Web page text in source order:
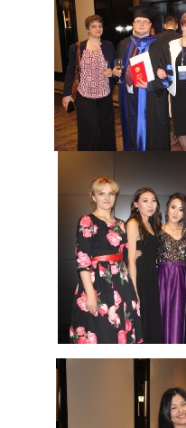
БИЛИМ БЕРҮҮ
ТӨЛӨӨ
БИЛИМ ДЕҢГЭЭЛИҢИЗ
Бакалавр
Магистратура
Адистик
ОКУТУУ БАГЫТЫ
Экономика
Менеджмент жана
Туризм
Дарылоо иши